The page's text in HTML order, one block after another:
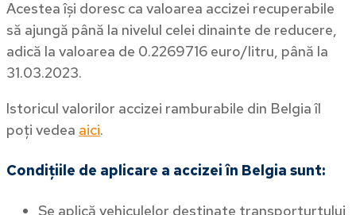
Acestea își doresc ca valoarea accizei recuperabile
să ajungă până la nivelul celei dinainte de reducere,
adică la valoarea de 0.2269716 euro/litru, până la
31.03.2023.
Istoricul valorilor accizei ramburabile din Belgia îl
poți vedea aici.
Condițiile de aplicare a accizei în Belgia sunt:
Se aplică vehiculelor destinate transporturtului